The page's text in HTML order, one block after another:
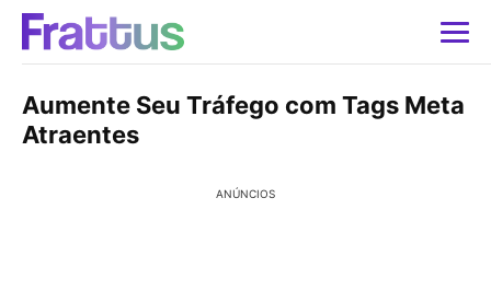
Aumente Seu Tráfego com Tags Meta
Atraentes
ANÚNCIOS